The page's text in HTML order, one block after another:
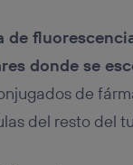
de
donde se
de
del resto del